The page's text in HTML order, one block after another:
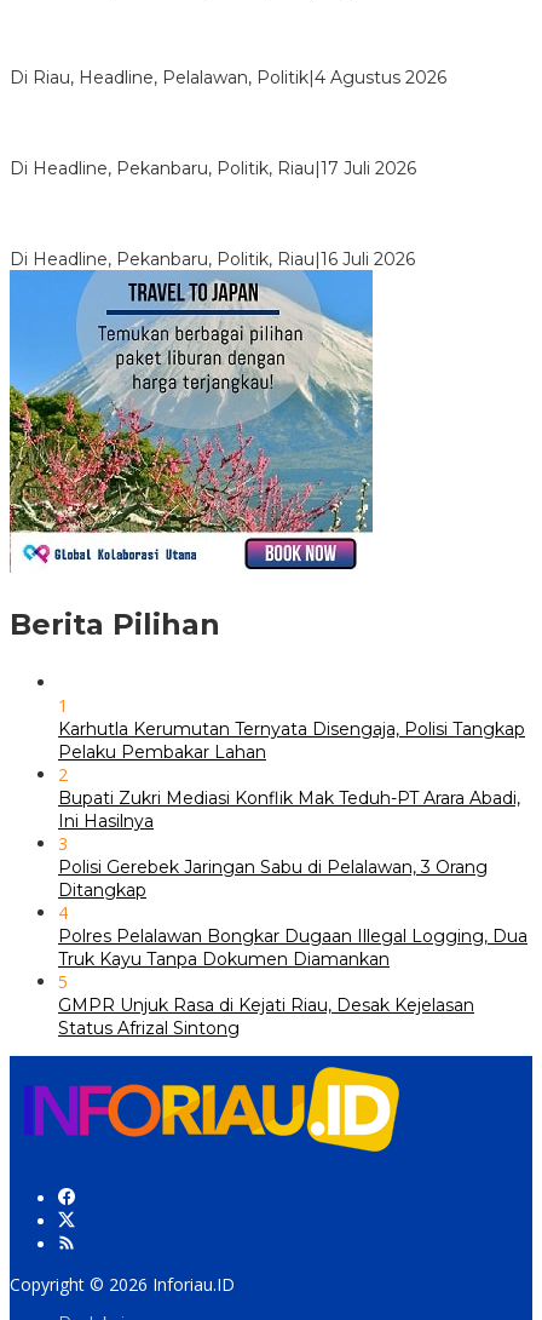
Di Riau, Headline, Pelalawan, Politik|4 Agustus 2026
Di Headline, Pekanbaru, Politik, Riau|17 Juli 2026
Di Headline, Pekanbaru, Politik, Riau|16 Juli 2026
Berita Pilihan
1
Karhutla Kerumutan Ternyata Disengaja, Polisi Tangkap
Pelaku Pembakar Lahan
2
Bupati Zukri Mediasi Konflik Mak Teduh-PT Arara Abadi,
Ini Hasilnya
3
Polisi Gerebek Jaringan Sabu di Pelalawan, 3 Orang
Ditangkap
4
Polres Pelalawan Bongkar Dugaan Illegal Logging, Dua
Truk Kayu Tanpa Dokumen Diamankan
5
GMPR Unjuk Rasa di Kejati Riau, Desak Kejelasan
Status Afrizal Sintong
Copyright © 2026 Inforiau.ID